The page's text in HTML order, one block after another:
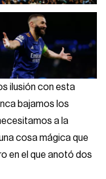
ilusión con esta
bajamos los
a la
cosa mágica que
en el que anotó dos